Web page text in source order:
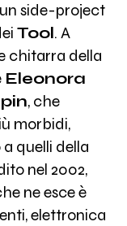
side-project
Tool. A
chitarra della
Eleonora
, che
morbidi,
quelli della
nel 2002,
ne esce è
elettronica